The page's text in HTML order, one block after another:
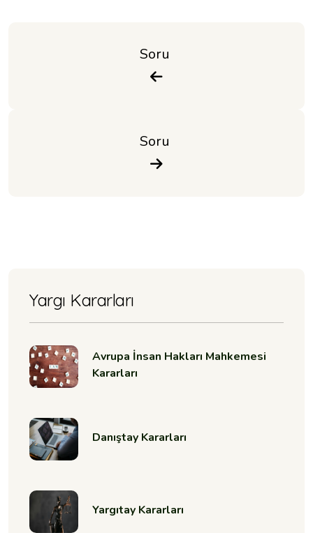
Soru
Soru
Yargı Kararları
Avrupa İnsan Hakları Mahkemesi
Kararları
Danıştay Kararları
Yargıtay Kararları